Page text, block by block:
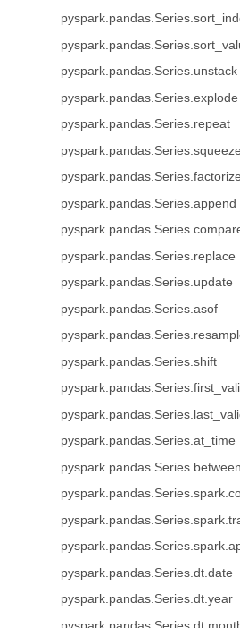
pyspark.pandas.Series.unstack
pyspark.pandas.Series.explode
pyspark.pandas.Series.repeat
pyspark.pandas.Series.squeeze
pyspark.pandas.Series.factorize
pyspark.pandas.Series.append
pyspark.pandas.Series.replace
pyspark.pandas.Series.update
pyspark.pandas.Series.asof
pyspark.pandas.Series.shift
pyspark.pandas.Series.at_time
pyspark.pandas.Series.dt.date
pyspark.pandas.Series.dt.year